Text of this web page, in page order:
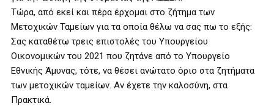
Τώρα, από εκεί και πέρα έρχομαι στο ζήτημα των
Μετοχικών Ταμείων για τα οποία θέλω να σας πω το εξής:
Σας καταθέτω τρεις επιστολές του Υπουργείου
Οικονομικών του 2021 που ζητάνε από το Υπουργείο
Εθνικής Άμυνας, τότε, να θέσει ανώτατο όριο στα ζητήματα
των μετοχικών ταμείων. Αν έχετε την καλοσύνη, στα
Πρακτικά.